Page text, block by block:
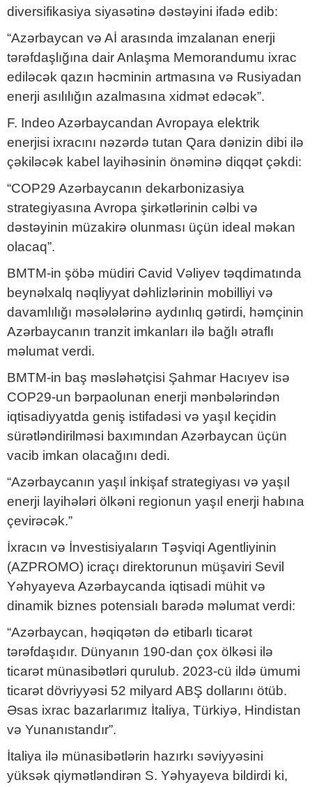
diversifikasiya siyasətinə dəstəyini ifadə edib:
“Azərbaycan və Aİ arasında imzalanan enerji
tərəfdaşlığına dair Anlaşma Memorandumu ixrac
ediləcək qazın həcminin artmasına və Rusiyadan
enerji asılılığın azalmasına xidmət edəcək”.
F. Indeo Azərbaycandan Avropaya elektrik
enerjisi ixracını nəzərdə tutan Qara dənizin dibi ilə
çəkiləcək kabel layihəsinin önəminə diqqət çəkdi:
“COP29 Azərbaycanın dekarbonizasiya
strategiyasına Avropa şirkətlərinin cəlbi və
dəstəyinin müzakirə olunması üçün ideal məkan
olacaq”.
BMTM-in şöbə müdiri Cavid Vəliyev təqdimatında
beynəlxalq nəqliyyat dəhlizlərinin mobilliyi və
davamlılığı məsələlərinə aydınlıq gətirdi, həmçinin
Azərbaycanın tranzit imkanları ilə bağlı ətraflı
məlumat verdi.
BMTM-in baş məsləhətçisi Şahmar Hacıyev isə
COP29-un bərpaolunan enerji mənbələrindən
iqtisadiyyatda geniş istifadəsi və yaşıl keçidin
sürətləndirilməsi baxımından Azərbaycan üçün
vacib imkan olacağını dedi.
“Azərbaycanın yaşıl inkişaf strategiyası və yaşıl
enerji layihələri ölkəni regionun yaşıl enerji habına
çevirəcək.”
İxracın və İnvestisiyaların Təşviqi Agentliyinin
(AZPROMO) icraçı direktorunun müşaviri Sevil
Yəhyayeva Azərbaycanda iqtisadi mühit və
dinamik biznes potensialı barədə məlumat verdi:
“Azərbaycan, həqiqətən də etibarlı ticarət
tərəfdaşıdır. Dünyanın 190-dan çox ölkəsi ilə
ticarət münasibətləri qurulub. 2023-cü ildə ümumi
ticarət dövriyyəsi 52 milyard ABŞ dollarını ötüb.
Əsas ixrac bazarlarımız İtaliya, Türkiyə, Hindistan
və Yunanıstandır”.
İtaliya ilə münasibətlərin hazırkı səviyyəsini
yüksək qiymətləndirən S. Yəhyayeva bildirdi ki,